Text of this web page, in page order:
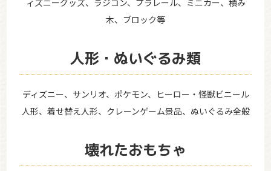
ィズニーグッズ、ラジコン、プラレール、ミニカー、積み
木、ブロック等
人形・ぬいぐるみ類
ディズニー、サンリオ、ポケモン、ヒーロー・怪獣ビニール
人形、着せ替え人形、クレーンゲーム景品、ぬいぐるみ全般
壊れたおもちゃ